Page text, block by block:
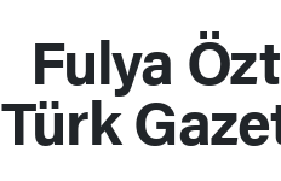
Fulya
Türk